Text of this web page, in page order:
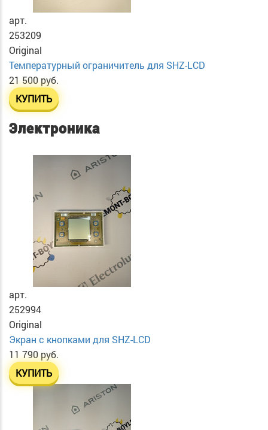
арт.
253209
Original
Температурный ограничитель для SHZ-LCD
21 500 руб.
КУПИТЬ
Электроника
арт.
252994
Original
Экран с кнопками для SHZ-LCD
11 790 руб.
КУПИТЬ